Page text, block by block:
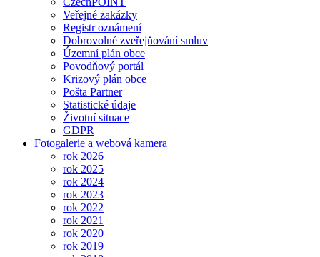
Veřejné zakázky
Registr oznámení
Dobrovolné zveřejňování smluv
Územní plán obce
Povodňový portál
Krizový plán obce
Pošta Partner
Statistické údaje
Životní situace
GDPR
Fotogalerie a webová kamera
rok 2026
rok 2025
rok 2024
rok 2023
rok 2022
rok 2021
rok 2020
rok 2019